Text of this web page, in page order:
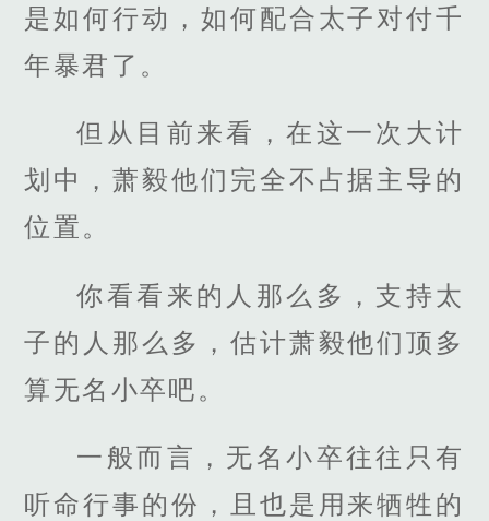
是如何行动，如何配合太子对付千
年暴君了。
但从目前来看，在这一次大计
划中，萧毅他们完全不占据主导的
位置。
你看看来的人那么多，支持太
子的人那么多，估计萧毅他们顶多
算无名小卒吧。
一般而言，无名小卒往往只有
听命行事的份，且也是用来牺牲的